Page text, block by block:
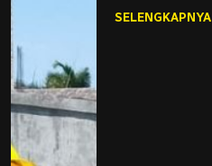
SELENGKAPNYA